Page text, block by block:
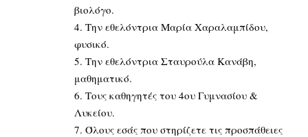
βιολόγο.
4. Την εθελόντρια Μαρία Χαραλαμπίδου,
φυσικό.
5. Την εθελόντρια Σταυρούλα Κανάβη,
μαθηματικό.
6. Τους καθηγητές του 4ου Γυμνασίου &
Λυκείου.
7. Όλους εσάς που στηρίζετε τις προσπάθειες